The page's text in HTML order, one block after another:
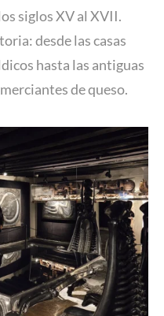
siglos XV al XVII.
desde las casas
hasta las antiguas
de queso.